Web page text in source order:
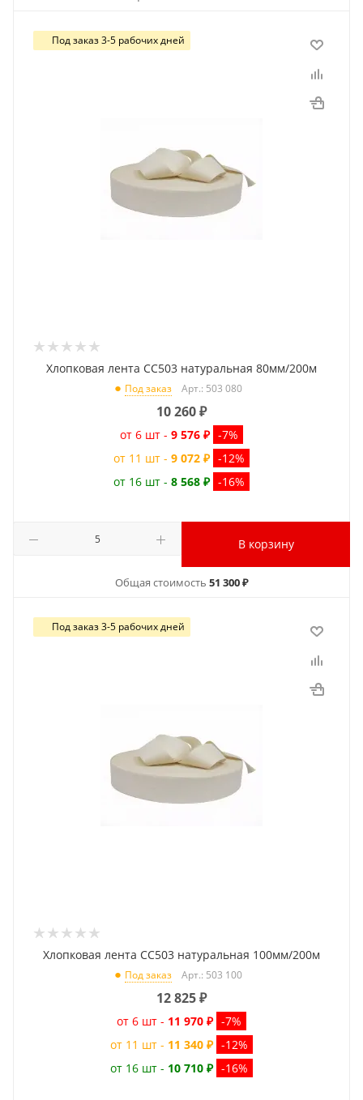
Под заказ 3-5 рабочих дней
Хлопковая лента CC503 натуральная 80мм/200м
Под заказ Арт.: 503 080
10 260₽
от 6 шт - 9 576 ₽ -7%
от 11 шт - 9 072 ₽ -12%
от 16 шт - 8 568 ₽ -16%
В корзину
Общая стоимость 51 300 ₽
Под заказ 3-5 рабочих дней
Хлопковая лента CC503 натуральная 100мм/200м
Под заказ Арт.: 503 100
12 825₽
от 6 шт - 11 970 ₽ -7%
от 11 шт - 11 340 ₽ -12%
от 16 шт - 10 710 ₽ -16%